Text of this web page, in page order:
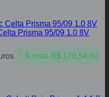
Prisma 95/09 1.0 8V
À vista R$179,54 no